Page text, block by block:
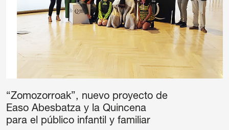
“Zomozorroak”, nuevo proyecto de
Easo Abesbatza y la Quincena
para el público infantil y familiar